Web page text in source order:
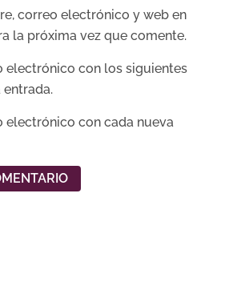
correo electrónico y web en
la próxima vez que comente.
electrónico con los siguientes
electrónico con cada nueva